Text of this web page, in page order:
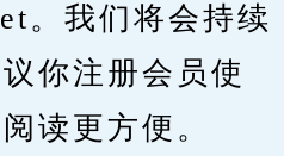
。我们将会持续
你注册会员使
读更方便。